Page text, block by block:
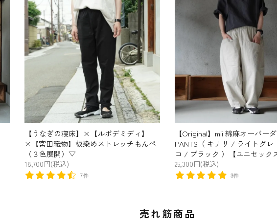
【うなぎの寝床】×【ルポデミディ】
×【宮田織物】板染めストレッチもんぺ
（３色展開）▽
18,700円(税込)
7件
【Original】mii 綿麻オーバー
PANTS（ キナリ / ライトグ
コ / ブラック ）【ユニセッ
25,300円(税込)
3件
売れ筋商品